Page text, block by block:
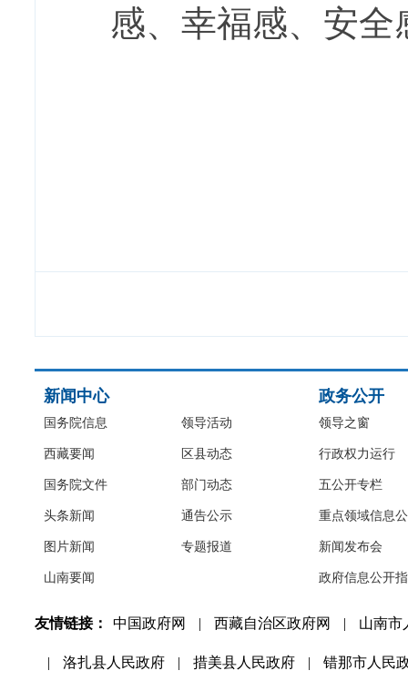
感、幸福感、安全
新闻中心
国务院信息
西藏要闻
国务院文件
头条新闻
图片新闻
山南要闻
领导活动
区县动态
部门动态
通告公示
专题报道
政务公开
领导之窗
行政权力运行
五公开专栏
重点领域信息
新闻发布会
政府信息公开
友情链接： 中国政府网 | 西藏自治区政府网 | 山南市
| 洛扎县人民政府 | 措美县人民政府 | 错那市人民